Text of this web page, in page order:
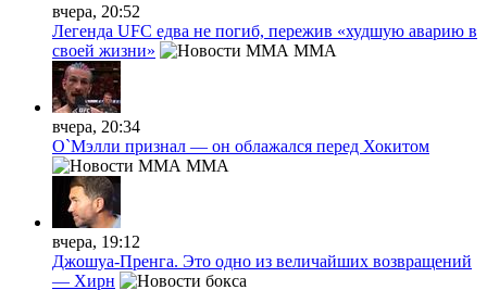
вчера, 20:52
Легенда UFC едва не погиб, пережив «худшую аварию в
своей жизни»
MMA
вчера, 20:34
О`Мэлли признал — он облажался перед Хокитом
MMA
вчера, 19:12
Джошуа-Пренга. Это одно из величайших возвращений
— Хирн